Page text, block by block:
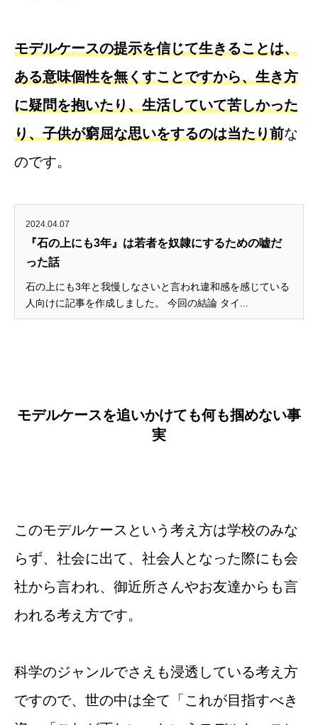
モデルケースの提示を信じて生きることは、
ある意味個性を無くすことですから、生き方
に疑問を抱いたり、生活していて苦しかった
り、子供が窮屈な思いをするのは当たり前な
のです。
2024.04.07
『石の上にも3年』は若者を奴隷にするための嘘だ
った話
石の上にも3年と我慢しなさいと言われ違和感を感じている
人向けに記事を作成しました。 今回の結論 タイ...
モデルケースを追いかけても何も掴めない事
実
このモデルケースという考え方は学校のみな
らず、社会に出て、社会人となった際にも会
社から言われ、御近所さんやお友達からも言
われる考え方です。
科学のジャンルでさえも浸透している考え方
ですので、世の中は全て「これが目指すべき